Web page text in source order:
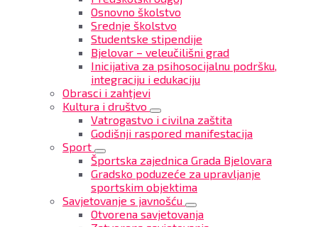
Osnovno školstvo
Srednje školstvo
Studentske stipendije
Bjelovar – veleučilišni grad
Inicijativa za psihosocijalnu podršku,
integraciju i edukaciju
Obrasci i zahtjevi
Kultura i društvo
Vatrogastvo i civilna zaštita
Godišnji raspored manifestacija
Sport
Športska zajednica Grada Bjelovara
Gradsko poduzeće za upravljanje
sportskim objektima
Savjetovanje s javnošću
Otvorena savjetovanja